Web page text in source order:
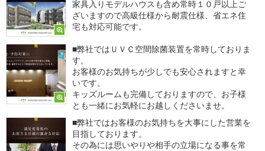
家具入りモデルハウスも含め常時１０戸以上ご
ざいますので高級仕様から耐震仕様、省エネ住
宅も対応可能です。
■弊社ではＵＶＣ空間除菌装置を常時しておりま
す。
お客様のお気持ちが少しでも安心されますと幸
いです。
キッズルームも完備しておりますので、お子様
とも一緒にお気軽にお越しくださいませ。
■弊社ではお客様のお気持ちを大事にした営業を
目指しております。
その為には思いやりや相手の立場になる事を常